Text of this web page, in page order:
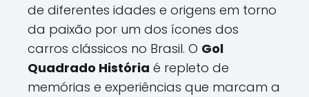
de diferentes idades e origens em torno
da paixão por um dos ícones dos
carros clássicos no Brasil. O Gol
Quadrado História é repleto de
memórias e experiências que marcam a